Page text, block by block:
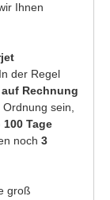
Ihnen
der Regel
Rechnung
sein,
Tage
noch 3
groß